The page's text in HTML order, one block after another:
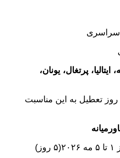
پرتغال، یونان،
روز تعطیل به این مناسبت